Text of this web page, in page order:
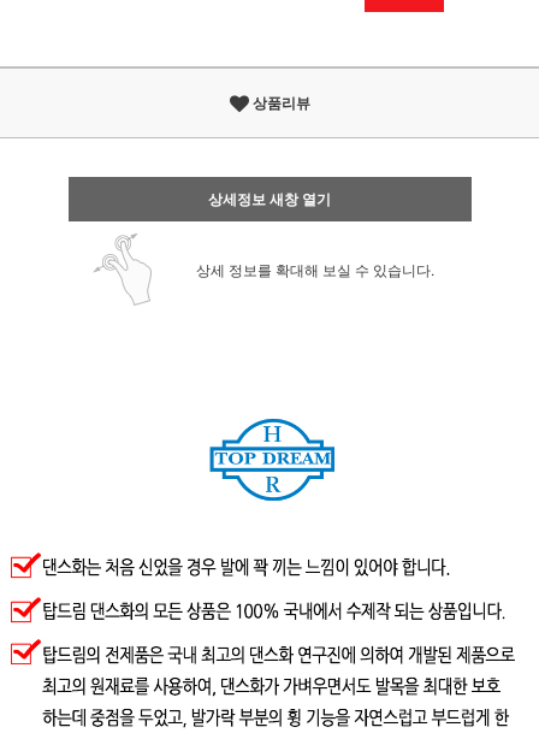
상품리뷰
상세정보 새창 열기
상세 정보를 확대해 보실 수 있습니다.